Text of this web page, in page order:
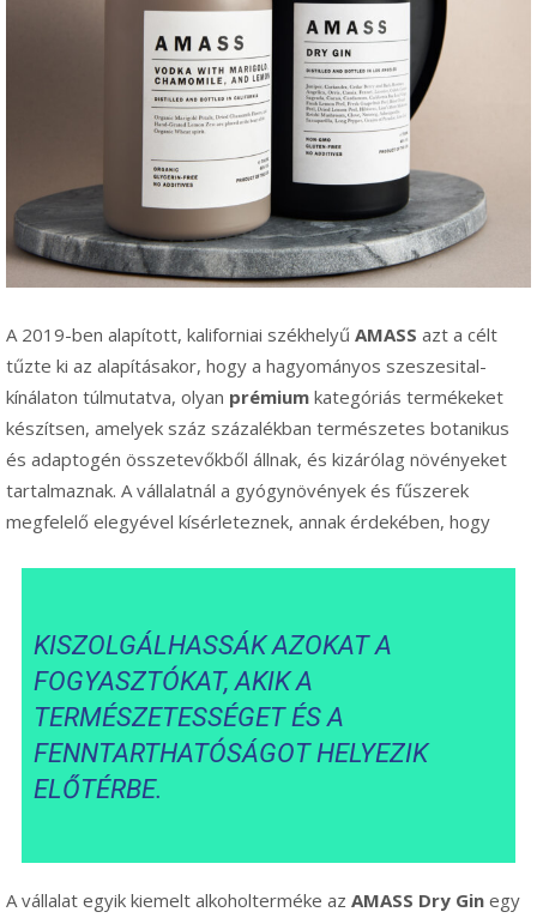
A 2019-ben alapított, kaliforniai székhelyű AMASS azt a célt
tűzte ki az alapításakor, hogy a hagyományos szeszesital-
kínálaton túlmutatva, olyan prémium kategóriás termékeket
készítsen, amelyek száz százalékban természetes botanikus
és adaptogén összetevőkből állnak, és kizárólag növényeket
tartalmaznak. A vállalatnál a gyógynövények és fűszerek
megfelelő elegyével kísérleteznek, annak érdekében, hogy
KISZOLGÁLHASSÁK AZOKAT A
FOGYASZTÓKAT, AKIK A
TERMÉSZETESSÉGET ÉS A
FENNTARTHATÓSÁGOT HELYEZIK
ELŐTÉRBE.
A vállalat egyik kiemelt alkoholterméke az AMASS Dry Gin egy